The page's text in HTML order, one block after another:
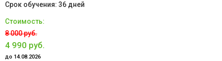
36 дней
8 000 руб.
4 990 руб.
до 14.08.2026